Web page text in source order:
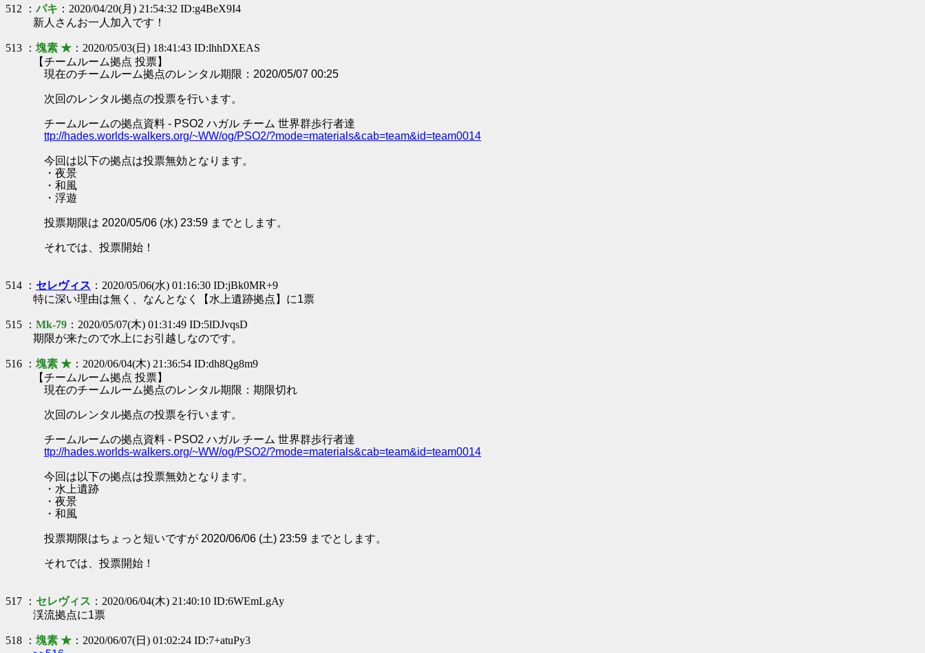
512 ：パキ ：2020/04/20(月) 21:54:32 ID:g4BeX9I4
新人さんお一人加入です！
513 ： 塊素 ★ ：2020/05/03(日) 18:41:43 ID:lhhDXEAS
【チームルーム拠点 投票】
現在のチームルーム拠点のレンタル期限：2020/05/07 00:25
次回のレンタル拠点の投票を行います。
チームルームの拠点資料 - PSO2 ハガル チーム 世界群歩行者達
ttp://hades.worlds-walkers.org/~WW/og/PSO2/?mode=materials&cab=team&id=team0014
今回は以下の拠点は投票無効となります。
・夜景
・和風
・浮遊
投票期限は 2020/05/06 (水) 23:59 までとします。
それでは、投票開始！
514 ： セレヴィス ：2020/05/06(水) 01:16:30 ID:jBk0MR+9
特に深い理由は無く、なんとなく【水上遺跡拠点】に1票
515 ： Mk-79 ：2020/05/07(木) 01:31:49 ID:5lDJvqsD
期限が来たので水上にお引越しなのです。
516 ： 塊素 ★ ：2020/06/04(木) 21:36:54 ID:dh8Qg8m9
【チームルーム拠点 投票】
現在のチームルーム拠点のレンタル期限：期限切れ
次回のレンタル拠点の投票を行います。
チームルームの拠点資料 - PSO2 ハガル チーム 世界群歩行者達
ttp://hades.worlds-walkers.org/~WW/og/PSO2/?mode=materials&cab=team&id=team0014
今回は以下の拠点は投票無効となります。
・水上遺跡
・夜景
・和風
投票期限はちょっと短いですが 2020/06/06 (土) 23:59 までとします。
それでは、投票開始！
517 ： セレヴィス ：2020/06/04(木) 21:40:10 ID:6WEmLgAy
渓流拠点に1票
518 ： 塊素 ★ ：2020/06/07(日) 01:02:24 ID:7+atuPy3